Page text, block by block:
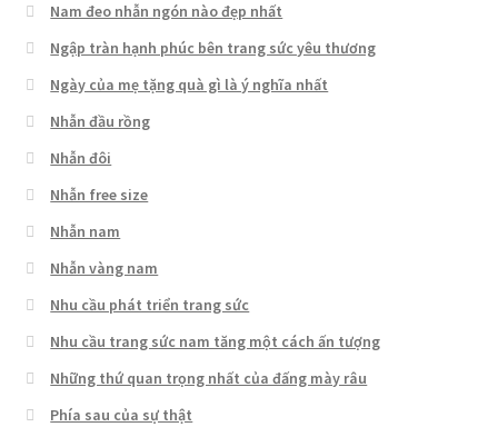
Nam đeo nhẫn ngón nào đẹp nhất
Ngập tràn hạnh phúc bên trang sức yêu thương
Ngày của mẹ tặng quà gì là ý nghĩa nhất
Nhẫn đầu rồng
Nhẫn đôi
Nhẫn free size
Nhẫn nam
Nhẫn vàng nam
Nhu cầu phát triển trang sức
Nhu cầu trang sức nam tăng một cách ấn tượng
Những thứ quan trọng nhất của đấng mày râu
Phía sau của sự thật